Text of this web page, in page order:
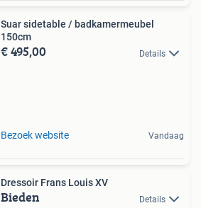
Suar sidetable / badkamermeubel
150cm
€ 495,00 Details
Bezoek website Vandaag
Dressoir Frans Louis XV
Bieden Details